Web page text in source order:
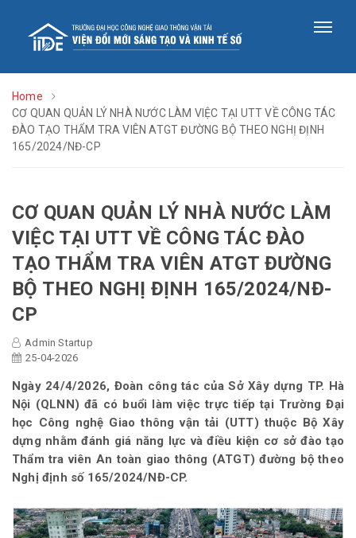
Home
CƠ QUAN QUẢN LÝ NHÀ NƯỚC LÀM VIỆC TẠI UTT VỀ CÔNG TÁC
ĐÀO TẠO THẨM TRA VIÊN ATGT ĐƯỜNG BỘ THEO NGHỊ ĐỊNH
165/2024/NĐ-CP
CƠ QUAN QUẢN LÝ NHÀ NƯỚC LÀM
VIỆC TẠI UTT VỀ CÔNG TÁC ĐÀO
TẠO THẨM TRA VIÊN ATGT ĐƯỜNG
BỘ THEO NGHỊ ĐỊNH 165/2024/NĐ-
CP
Admin Startup
25-04-2026
Ngày 24/4/2026, Đoàn công tác của Sở Xây dựng TP. Hà
Nội (QLNN) đã có buổi làm việc trực tiếp tại Trường Đại
học Công nghệ Giao thông vận tải (UTT) thuộc Bộ Xây
dựng nhằm đánh giá năng lực và điều kiện cơ sở đào tạo
Thẩm tra viên An toàn giao thông (ATGT) đường bộ theo
Nghị định số 165/2024/NĐ-CP.